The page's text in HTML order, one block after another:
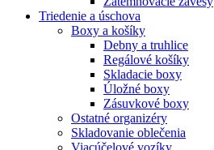
Triedenie a úschova
Boxy a košíky
Debny a truhlice
Regálové košíky
Skladacie boxy
Úložné boxy
Zásuvkové boxy
Ostatné organizéry
Skladovanie oblečenia
Viacúčelové vozíky